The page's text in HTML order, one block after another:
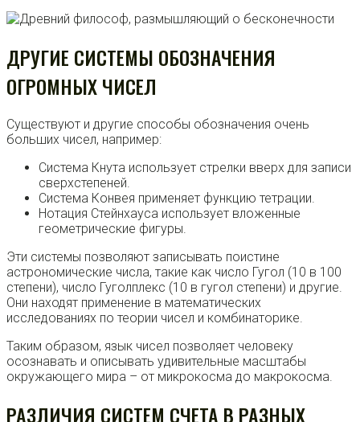
ДРУГИЕ СИСТЕМЫ ОБОЗНАЧЕНИЯ
ОГРОМНЫХ ЧИСЕЛ
Существуют и другие способы обозначения очень
больших чисел, например:
Система Кнута использует стрелки вверх для записи
сверхстепеней.
Система Конвея применяет функцию тетрации.
Нотация Стейнхауса использует вложенные
геометрические фигуры.
Эти системы позволяют записывать поистине
астрономические числа, такие как число Гугол (10 в 100
степени), число Гуголплекс (10 в гугол степени) и другие.
Они находят применение в математических
исследованиях по теории чисел и комбинаторике.
Таким образом, язык чисел позволяет человеку
осознавать и описывать удивительные масштабы
окружающего мира – от микрокосма до макрокосма.
РАЗЛИЧИЯ СИСТЕМ СЧЕТА В РАЗНЫХ